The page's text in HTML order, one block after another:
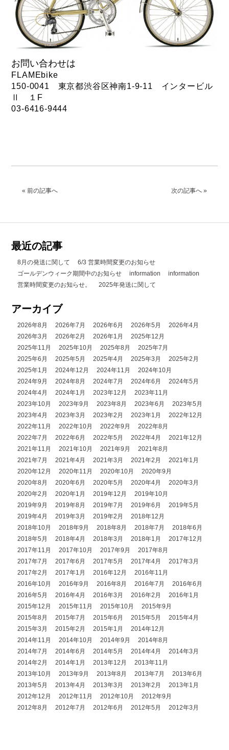
お問い合わせは
FLAMEbike
150-0041 東京都渋谷区神南1-9-11 インタービル
Ⅱ １F
03-6416-9444
次の記事へ »
« 前の記事へ
最近の記事
8月の発送に関して
6/3 営業時間変更のお知らせ
ゴールデンウィーク期間中のお知らせ
information
information
営業時間変更のお知らせ。
2025年発送に関して
アーカイブ
2026年8月 2026年7月 2026年6月 2026年5月
2026年4月
2026年3月
2026年2月 2026年1月
2025年12月
2025年11月
2025年10月 2025年8月
2025年7月
2025年6月
2025年5月 2025年4月 2025年3月
2025年2月
2025年1月
2024年12月 2024年11月
2024年10月
2024年9月
2024年8月 2024年7月 2024年6月
2024年5月
2024年4月
2024年1月 2023年12月
2023年11月
2023年10月
2023年9月 2023年8月 2023年6月
2023年5月
2023年4月
2023年3月 2023年2月 2023年1月
2022年12月
2022年11月
2022年10月 2022年9月
2022年8月
2022年7月
2022年6月 2022年5月 2022年4月
2021年12月
2021年11月
2021年10月 2021年9月
2021年8月
2021年7月
2021年4月 2021年3月 2021年2月
2021年1月
2020年12月
2020年11月 2020年10月
2020年9月
2020年8月
2020年6月 2020年5月 2020年4月
2020年3月
2020年2月
2020年1月 2019年12月
2019年10月
2019年9月
2019年8月 2019年7月 2019年6月
2019年5月
2019年4月
2019年3月 2019年2月
2018年12月
2018年10月
2018年9月 2018年8月 2018年7月
2018年6月
2018年5月
2018年4月 2018年3月 2018年1月
2017年12月
2017年11月
2017年10月 2017年9月
2017年8月
2017年7月
2017年6月 2017年5月 2017年4月
2017年3月
2017年2月
2017年1月 2016年12月
2016年11月
2016年10月
2016年9月 2016年8月 2016年7月
2016年6月
2016年5月
2016年4月 2016年3月 2016年2月
2016年1月
2015年12月
2015年11月 2015年10月
2015年9月
2015年8月
2015年7月 2015年6月 2015年5月
2015年4月
2015年3月
2015年2月 2015年1月
2014年12月
2014年11月
2014年10月 2014年9月
2014年8月
2014年7月
2014年6月 2014年5月 2014年4月
2014年3月
2014年2月
2014年1月 2013年12月
2013年11月
2013年10月
2013年9月 2013年8月 2013年7月
2013年6月
2013年5月
2013年4月 2013年3月 2013年2月
2013年1月
2012年12月
2012年11月 2012年10月
2012年9月
2012年8月
2012年7月 2012年6月 2012年5月 2012年3月